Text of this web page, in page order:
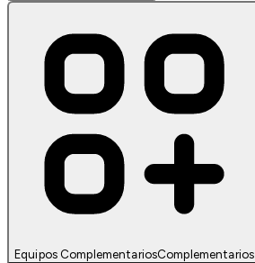
Equipos ComplementariosComplementarios